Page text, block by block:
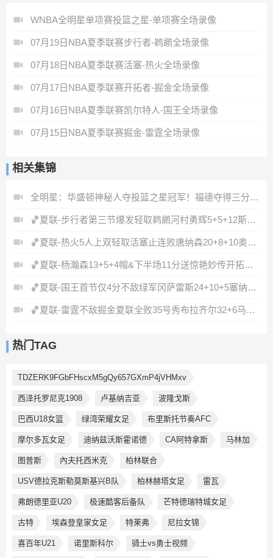
WNBA全明星单项赛投篮之星-单项赛全场录像
07月19日NBA夏季联赛步行者-鹈鹕全场录像
07月18日NBA夏季联赛活塞-热火全场录像
07月17日NBA夏季联赛开拓者-掘金全场录像
07月16日NBA夏季联赛凯尔特人-国王全场录像
07月15日NBA夏季联赛掘金-雷霆全场录像
相关集锦
全明星：华盛顿神秘人夺投篮之星冠军！福德夺得三分大赛冠军！
🏀夏联-步行者第三节爆发轻取鹈鹕河村勇辉5+5+12斯劳森22分
🏀夏联-热火5人上双轻取活塞止连败唐纳森20+8+10奥科里27分
🏀夏联-杨瀚森13+5+4帽&下半场11分送惊艳妙传开拓者力克掘金
🏀夏联-国王首节仅4分不敌绿军冈萨雷斯24+10+5塞纳克10+12
🏀夏联-雷霆不敌掘金夏联全败35号秀布拉齐尔32+6马拉14+7+6
热门TAG
TDZERK9FGbFHscxM5gQy657GXmP4jVHMxv
西泽托罗尼克1908 卢基纳吉亚 波隆戈斯
巴西U18女篮 绿湾荣耀女足 布里斯托节奏AFC
摩尔多瓦女足 迪纳兹沃斯霍诺德 CA阿特拿斯 马林加
图普斯 內夫托西米克 柏林联合
USV德拉克斯勒莫斯基兴B队 柏林赫塔女足 雷瓦
弗朗德里亚U20 极速酷客后备队 芒特德瑞特城女足
古特 埃森登皇家女足 特莱弗 尼拉女锦
喜百年U21 诺里斯科尔 骑土vs勇士视频